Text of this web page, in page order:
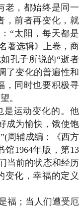
老，都始终是同一
，前者再变化，就
“太阳，每天都是
著选辑》上卷，商
孔子所说的“逝者
了变化的普遍性和
，同时也要积极寻
。
是运动变化的。他
成为愉快，饿使饱
周辅成编：《西方
1964年版，第13
当前的状态和经历
变化，幸福的定义
福；当人们遭受厄